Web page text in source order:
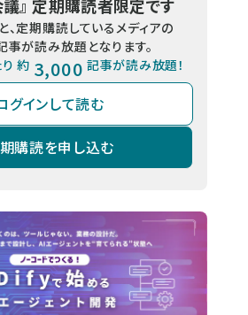
』 定期購読者限定です
、定期購読しているメディアの
事が読み放題となります。
約 3,000 記事が読み放題！
グインして読む
購読を申し込む